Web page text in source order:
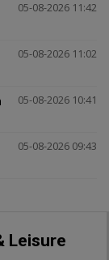
05-08-2026 11:42
05-08-2026 11:02
05-08-2026 10:41
05-08-2026 09:43
Leisure